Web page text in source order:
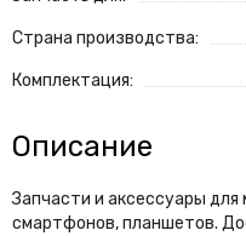
Страна производства:
Комплектация:
Описание
Запчасти и аксессуары
смартфонов, планшетов.